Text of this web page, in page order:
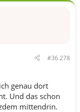
#36.278
genau dort
Und das schon
mittendrin.